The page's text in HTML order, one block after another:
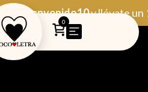
Bienvenido10y llévate un
0